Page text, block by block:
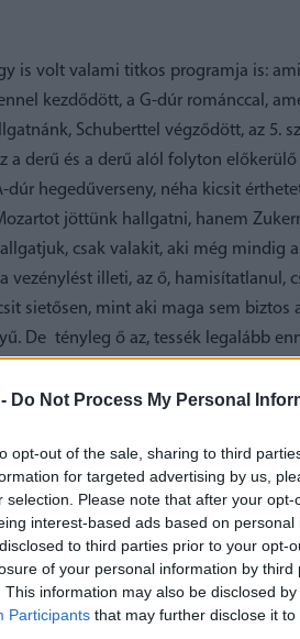
Do Not Process My Personal
opt-out of the sale, sharing to third
for targeted advertising by us,
selection. Please note that after your
interest-based ads based on
to third parties prior to your opt-
of your personal information by third
This information may also be disclosed
Participants that may further disclose it to
is volt valami titkos programja is:
kezdődött, a G-dúr románccal,
Schuberttel végződött, az 5.
a derű és a derű alól folyton
hegedűverseny, néha kicsit
jöttünk hallgatni, hanem
csak valakit, aki még mindig
illeti, az ő, hamisítatlanul,
sietősen, mint aki maga sem biztos
De tényleg ő az, tessék legalább